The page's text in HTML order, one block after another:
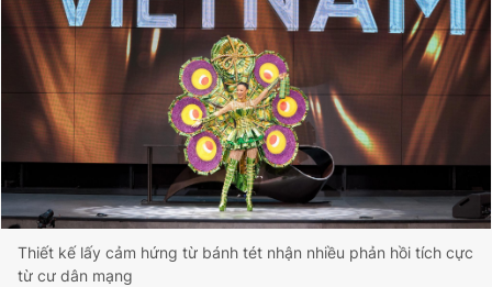
Thiết kế lấy cảm hứng từ bánh tét nhận nhiều phản hồi tích cực
từ cư dân mạng